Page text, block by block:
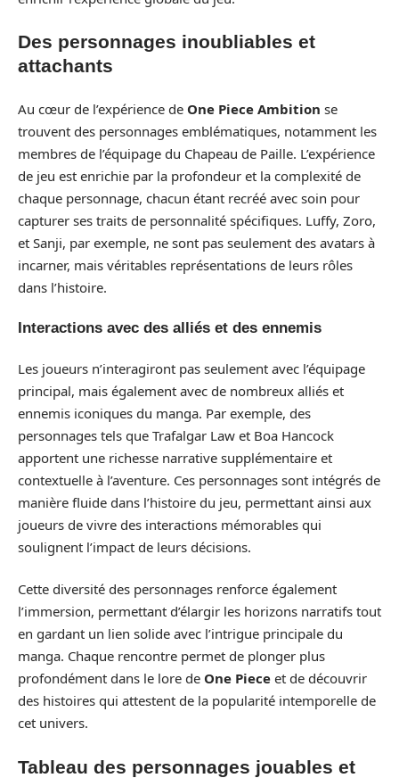
Des personnages inoubliables et
attachants
Au cœur de l’expérience de One Piece Ambition se
trouvent des personnages emblématiques, notamment les
membres de l’équipage du Chapeau de Paille. L’expérience
de jeu est enrichie par la profondeur et la complexité de
chaque personnage, chacun étant recréé avec soin pour
capturer ses traits de personnalité spécifiques. Luffy, Zoro,
et Sanji, par exemple, ne sont pas seulement des avatars à
incarner, mais véritables représentations de leurs rôles
dans l’histoire.
Interactions avec des alliés et des ennemis
Les joueurs n’interagiront pas seulement avec l’équipage
principal, mais également avec de nombreux alliés et
ennemis iconiques du manga. Par exemple, des
personnages tels que Trafalgar Law et Boa Hancock
apportent une richesse narrative supplémentaire et
contextuelle à l’aventure. Ces personnages sont intégrés de
manière fluide dans l’histoire du jeu, permettant ainsi aux
joueurs de vivre des interactions mémorables qui
soulignent l’impact de leurs décisions.
Cette diversité des personnages renforce également
l’immersion, permettant d’élargir les horizons narratifs tout
en gardant un lien solide avec l’intrigue principale du
manga. Chaque rencontre permet de plonger plus
profondément dans le lore de One Piece et de découvrir
des histoires qui attestent de la popularité intemporelle de
cet univers.
Tableau des personnages jouables et